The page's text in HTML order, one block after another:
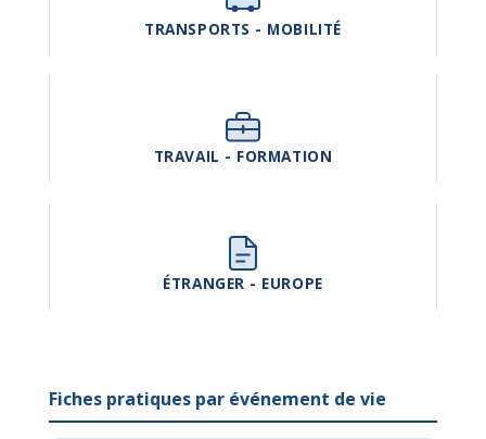
TRANSPORTS - MOBILITÉ
TRAVAIL - FORMATION
ÉTRANGER - EUROPE
Fiches pratiques par événement de vie